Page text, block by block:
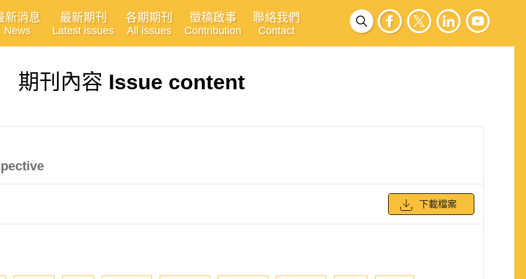
新消息
News
最新期刊
Latest issues
各期期刊
All issues
徵稿啟事
Contribution
聯絡我們
Contact
期刊內容 Issue content
下載檔案